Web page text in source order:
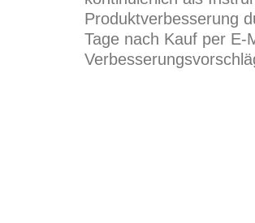
Produktverbesserung
Tage nach Kauf per E-